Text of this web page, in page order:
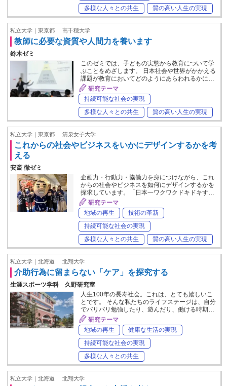
多様な人々との共生 質の高い人生の実現
私立大学｜東京都 高千穂大学
教師に必要な資質や人間力を養います
鈴木ゼミ
このゼミでは、子どもの実態から教育について学
ぶことをめざします。 日本社会や世界がかかえる
課題が教育においてどのようにあらわれるかに…
研究テーマ
持続可能な社会の実現
多様な人々との共生
質の高い人生の実現
私立大学｜東京都 清泉女子大学
これからの社会やビジネスをいかにデザインするかを考
える
安斎 徹ゼミ
企画力・行動力・協働力を身につけながら、これ
からの社会やビジネスを如何にデザインするかを
探求しています。「日本一ワクワクドキドキす…
研究テーマ
地域の再生
技術の革新
持続可能な社会の実現
多様な人々との共生
質の高い人生の実現
私立大学｜北海道 北翔大学
介助行為に留まらない「ケア」を探究する
生涯スポーツ学科 久野研究室
人生100年の長寿社会。これは、とても嬉しいこ
とです。 そんな私たちのライフステージは、自分
でバリバリ勉強したり、遊んだり、働ける時期…
研究テーマ
地域の再生
健康な生活の実現
持続可能な社会の実現
多様な人々との共生
私立大学｜北海道 北翔大学